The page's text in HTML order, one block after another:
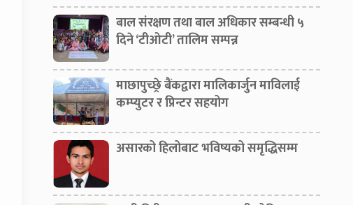
बाल संरक्षण तथा बाल अधिकार सम्बन्धी ५
दिने ‘टीओटी’ तालिम सम्पन्न
माछापुच्छ्रे बैंकद्वारा मालिकार्जुन माविलाई
कम्प्युटर र प्रिन्टर सहयोग
असारको हिलोबाट भविष्यको समृद्धिसम्म